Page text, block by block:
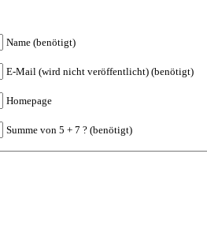
Name (benötigt)
E-Mail (wird nicht veröffentlicht) (benötigt)
Homepage
Summe von 5 + 7 ? (benötigt)